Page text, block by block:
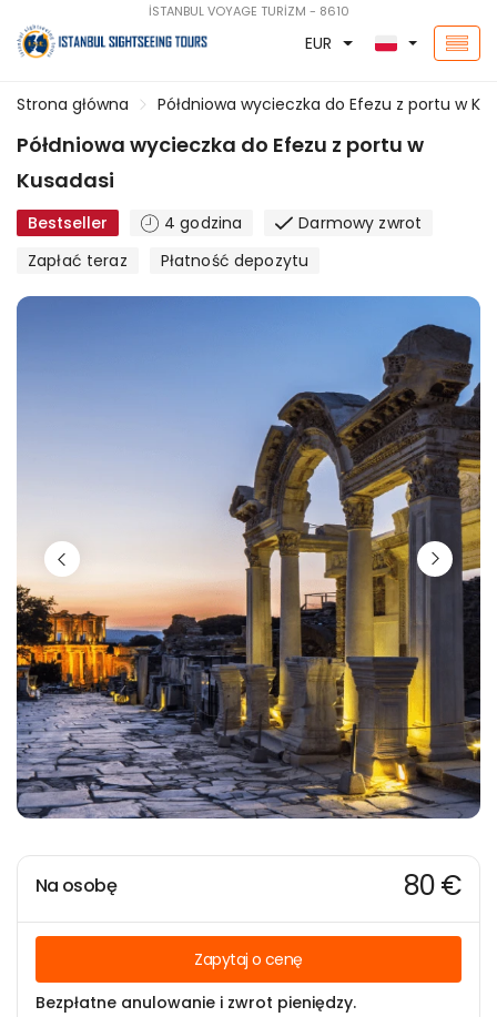
İSTANBUL VOYAGE TURİZM - 8610
EUR
Strona główna Półdniowa wycieczka do Efezu z portu w
Półdniowa wycieczka do Efezu z portu w
Kusadasi
Bestseller 4 godzina
Darmowy zwrot
Zapłać teraz
Płatność depozytu
Na osobę 80 €
Zapytaj o cenę
Bezpłatne anulowanie i zwrot pieniędzy.